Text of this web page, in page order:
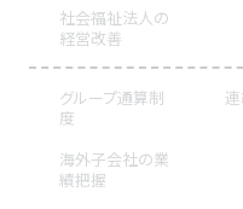
社会福祉法人の
経営改善
グループ通算制
度
海外子会社の業
績把握